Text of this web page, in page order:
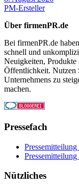
PM-Ersteller
Über firmenPR.de
Bei firmenPR.de
schnell und
Neuigkeiten, Produkte
Öffentlichkeit. Nutzen
Unternehmens zu
machen.
Pressefach
Pressemitteilung
Nützliches